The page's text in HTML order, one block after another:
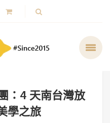
：4 天南台灣放
學之旅